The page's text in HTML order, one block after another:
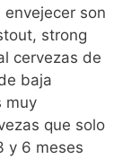
son
strong
cervezas de
baja
muy
que solo
y 6 meses